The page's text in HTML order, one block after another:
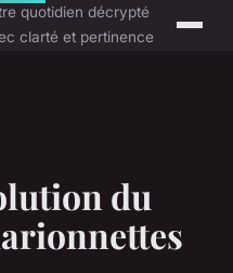
quotidien décrypté
clarté et pertinence
du